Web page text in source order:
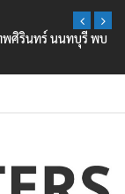
ทพศิรินทร์ นนทบุรี พบ